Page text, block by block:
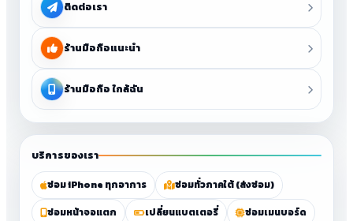
ติดต่อเรา
ร้านมือถือแนะนำ
ร้านมือถือ ใกล้ฉัน
บริการของเรา
ซ่อม iPhone ทุกอาการ
ซ่อมทั่วภาคใต้ (ส่งซ่อม)
ซ่อมหน้าจอแตก
เปลี่ยนแบตเตอรี่
ซ่อมเมนบอร์ด